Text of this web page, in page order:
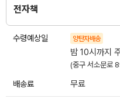
전자책
수령예상일 양탄자배송
밤 10시까지
(중구 서소문로
배송료 무료